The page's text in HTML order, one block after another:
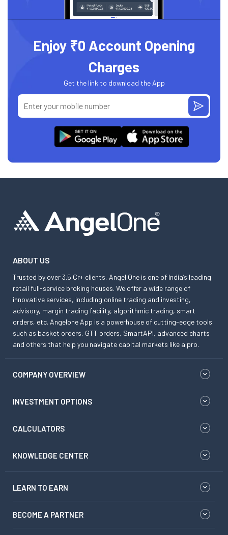
Enjoy ₹0 Account Opening
Charges
Get the link to download the App
ABOUT US
Trusted by over 3.5 Cr+ clients, Angel One is one of India’s leading
retail full-service broking houses. We offer a wide range of
innovative services, including online trading and investing,
advisory, margin trading facility, algorithmic trading, smart
orders, etc. Angelone App is a powerhouse of cutting-edge tools
such as basket orders, GTT orders, SmartAPI, advanced charts
and others that help you navigate capital markets like a pro.
COMPANY OVERVIEW
INVESTMENT OPTIONS
CALCULATORS
KNOWLEDGE CENTER
LEARN TO EARN
BECOME A PARTNER